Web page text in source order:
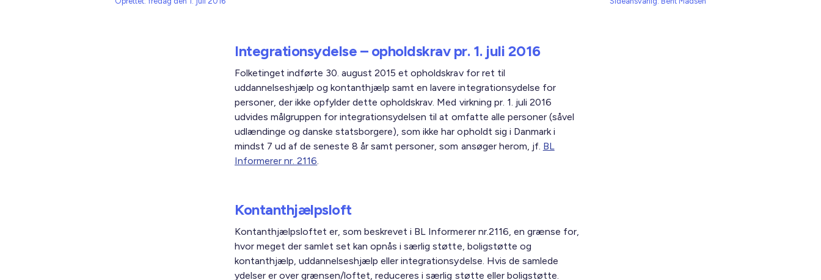
Integrationsydelse – opholdskrav pr. 1. juli 2016
Folketinget indførte 30. august 2015 et opholdskrav for ret til
uddannelseshjælp og kontanthjælp samt en lavere integrationsydelse for
personer, der ikke opfylder dette opholdskrav. Med virkning pr. 1. juli 2016
udvides målgruppen for integrationsydelsen til at omfatte alle personer (såvel
udlændinge og danske statsborgere), som ikke har opholdt sig i Danmark i
mindst 7 ud af de seneste 8 år samt personer, som ansøger herom, jf. BL
Informerer nr. 2116.
Kontanthjælpsloft
Kontanthjælpsloftet er, som beskrevet i BL Informerer nr.2116, en grænse for,
hvor meget der samlet set kan opnås i særlig støtte, boligstøtte og
kontanthjælp, uddannelseshjælp eller integrationsydelse. Hvis de samlede
ydelser er over grænsen/loftet, reduceres i særlig støtte eller boligstøtte.